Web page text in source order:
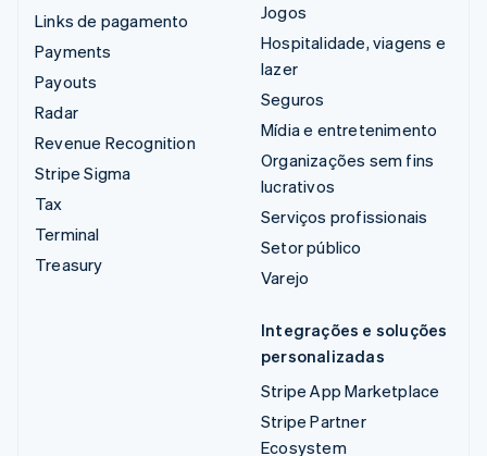
Links de pagamento
Payments
Payouts
Radar
Revenue Recognition
Stripe Sigma
Tax
Terminal
Treasury
Jogos
Hospitalidade, viagens e
lazer
Seguros
Mídia e entretenimento
Organizações sem fins
lucrativos
Serviços profissionais
Setor público
Varejo
Integrações e soluções
personalizadas
Stripe App Marketplace
Stripe Partner
Ecosystem